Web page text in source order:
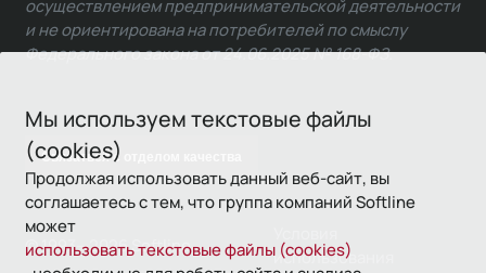
Мы используем текстовые файлы
(cookies)
Продолжая использовать данный веб-сайт, вы
соглашаетесь с тем, что группа компаний Softline
может
использовать текстовые файлы (cookies)
Связаться с отделом качества
осуществлением предпринимательской деятельности
и не ориентирована на потребителей по смыслу
Федерального закона от 24.06.2025 № 168-ФЗ.
© 1993—2026 Softline
использования